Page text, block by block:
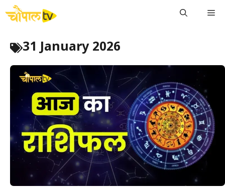
Skip
31 January 2026